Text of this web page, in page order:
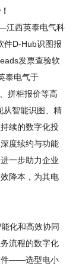
江西英泰电气科
件D-Hub识图报
发票查验软
泰电气于
拼柜报价等高
从智能识图、精
续的数字化投
度续约与功能
一步助力企业
降本，为其电
化和高效协同
流程的数字化
件——选型电小